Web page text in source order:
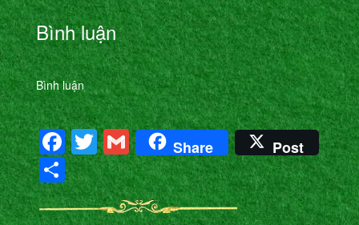
Bình luận
Bình luận
Facebook
Twitter
Gmail
Share Post
Share